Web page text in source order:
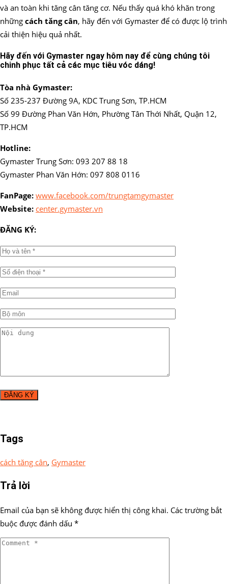
và an toàn khi tăng cân tăng cơ. Nếu thấy quá khó khăn trong
những cách tăng cân, hãy đến với Gymaster để có được lộ trình
cải thiện hiệu quả nhất.
Hãy đến với Gymaster ngay hôm nay để cùng chúng tôi
chinh phục tất cả các mục tiêu vóc dáng!
Tòa nhà Gymaster:
Số 235-237 Đường 9A, KDC Trung Sơn, TP.HCM
Số 99 Đường Phan Văn Hớn, Phường Tân Thới Nhất, Quận 12,
TP.HCM
Hotline:
Gymaster Trung Sơn: 093 207 88 18
Gymaster Phan Văn Hớn: 097 808 0116
FanPage: www.facebook.com/trungtamgymaster
Website: center.gymaster.vn
ĐĂNG KÝ:
Tags
cách tăng cân, Gymaster
Trả lời
Email của bạn sẽ không được hiển thị công khai. Các trường bắt
buộc được đánh dấu *